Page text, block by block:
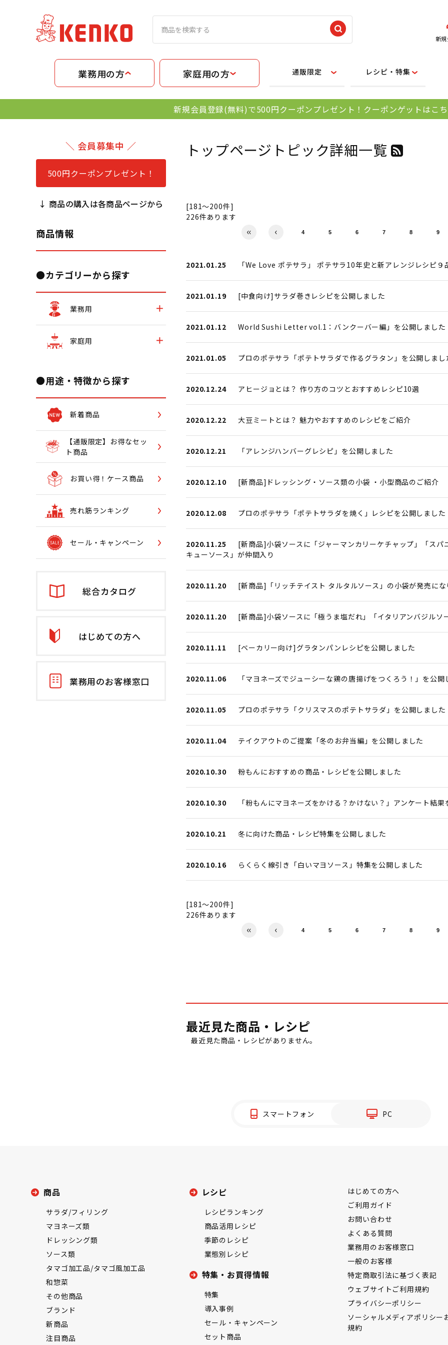
新
業務用の方 家庭用の方 通販限定 レシピ・特集
新規会員登録(無料)で500円クーポンプレゼント！クーポンゲットはこ
＼ 会員募集中 ／
500円クーポンプレゼント！
↓ 商品の購入は各商品ページから
商品情報
●カテゴリーから探す
業務用
家庭用
●用途・特徴から探す
新着商品
【通販限定】お得なセッ
ト商品
お買い得！ケース商品
売れ筋ランキング
セール・キャンペーン
総合カタログ
はじめての方へ
業務用のお客様窓口
トップページトピック詳細一覧
[181～200件]
226件あります
4 5 6 7 8 9
2021.01.25 「We Love ポテサラ」 ポテサラ10年史と新アレンジレシピ９
2021.01.19 [中食向け]サラダ巻きレシピを公開しました
2021.01.12 World Sushi Letter vol.1：バンクーバー編」を公開しました
2021.01.05 プロのポテサラ「ポテトサラダで作るグラタン」を公開しまし
2020.12.24 アヒージョとは？ 作り方のコツとおすすめレシピ10選
2020.12.22 大豆ミートとは？ 魅力やおすすめのレシピをご紹介
2020.12.21 「アレンジハンバーグレシピ」を公開しました
2020.12.10 [新商品]ドレッシング・ソース類の小袋 ・小型商品のご紹介
2020.12.08 プロのポテサラ「ポテトサラダを焼く」レシピを公開しました
2020.11.25
[新商品]小袋ソースに「ジャーマンカリーケチャップ」「ス
キューソース」が仲間入り
2020.11.20 [新商品]「リッチテイスト タルタルソース」の小袋が発売にな
2020.11.20 [新商品]小袋ソースに「極うま塩だれ」「イタリアンバジルソ
2020.11.11 [ベーカリー向け]グラタンパンレシピを公開しました
2020.11.06 「マヨネーズでジューシーな鶏の唐揚げをつくろう！」を公開
2020.11.05 プロのポテサラ「クリスマスのポテトサラダ」を公開しました
2020.11.04 テイクアウトのご提案「冬のお弁当編」を公開しました
2020.10.30 粉もんにおすすめの商品・レシピを公開しました
2020.10.30 「粉もんにマヨネーズをかける？かけない？」アンケート結
2020.10.21 冬に向けた商品・レシピ特集を公開しました
2020.10.16 らくらく線引き「白いマヨソース」特集を公開しました
[181～200件]
226件あります
4 5 6 7 8 9
最近見た商品・レシピ
最近見た商品・レシピがありません。
スマートフォン PC
商品
サラダ/フィリング
マヨネーズ類
ドレッシング類
ソース類
タマゴ加工品/タマゴ風加工品
和惣菜
その他商品
ブランド
新商品
注目商品
レシピ
レシピランキング
商品活用レシピ
季節のレシピ
業態別レシピ
特集・お買得情報
特集
導入事例
セール・キャンペーン
セット商品
はじめての方へ
ご利用ガイド
お問い合わせ
よくある質問
業務用のお客様窓口
一般のお客様
特定商取引法に基づく表記
ウェブサイトご利用規約
プライバシーポリシー
ソーシャルメディアポリシー
規約